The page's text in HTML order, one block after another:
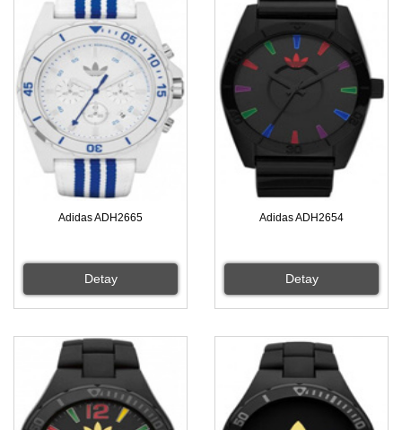
Adidas ADH2665
Detay
Adidas ADH2654
Detay